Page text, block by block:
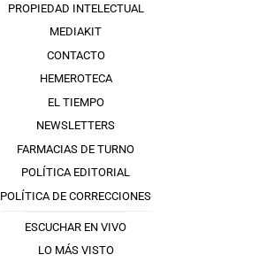
PROPIEDAD INTELECTUAL
MEDIAKIT
CONTACTO
HEMEROTECA
EL TIEMPO
NEWSLETTERS
FARMACIAS DE TURNO
POLÍTICA EDITORIAL
POLÍTICA DE CORRECCIONES
ESCUCHAR EN VIVO
LO MÁS VISTO